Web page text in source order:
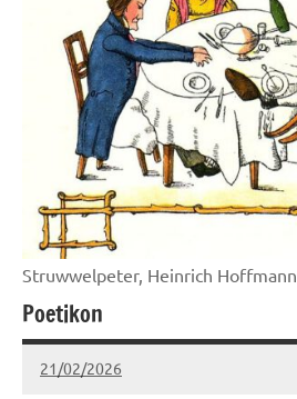
Struwwelpeter, Heinrich Hoffmann
Poetikon
21/02/2026
Ria
Keine